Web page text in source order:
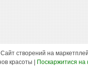
Сайт створений на
Поскаржитися на